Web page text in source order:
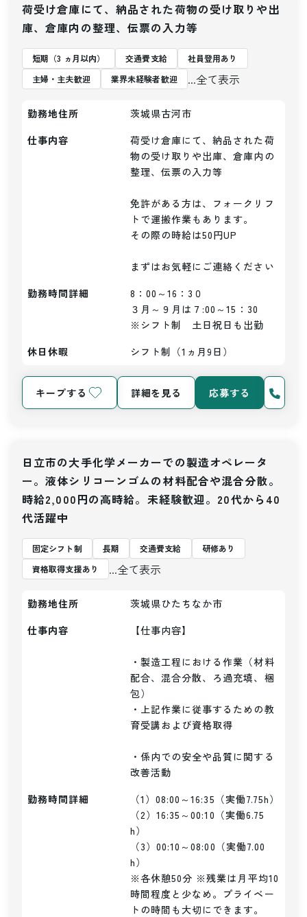
荷受け倉庫にて、納品された荷物の受け取りや出
庫、倉庫内の整理、伝票の入力等
短期（3 ヵ月以内） 交通費支給
社員登用あり
主婦・主夫歓迎
業界未経験者歓迎 ...全て表示
勤務地住所
茨城県古河市
仕事内容
荷受け倉庫にて、納品された荷
物の受け取りや出庫、倉庫内の
整理、伝票の入力等
免許がある方は、フォークリフ
トで運搬作業もあります。
その際の時給は50円UP
まずはお気軽にご連絡ください
勤務時間詳細
8：00～16：3０
３月～９月は７:00～15：30
※シフト制　土日祝日も出勤
休日休暇
シフト制（1ヵ月9日）
キープする 詳細を見る 応募する
日立市の大手化学メーカーでの製造オペレータ
ー。液体シリコーンゴムの材料配合や混合分散。
時給2,000円の高時給。未経験歓迎。20代から40
代活躍中
固定シフト制 長期 交通費支給
研修あり
資格取得支援あり
...全て表示
勤務地住所
茨城県ひたちなか市
仕事内容
【仕事内容】
・製造工程における作業（材料
配合、混合分散、ろ過充填、梱
包）
・上記作業に従事するための教
育受講および資格取得
・係内での安全や品質に関する
改善活動
勤務時間詳細
（1）08:00～16:35（実働7.75h）
（2）16:35～00:10（実働6.75
h）
（3）00:10～08:00（実働7.00
h）
※各休憩50分 ※残業は月平均10
時間程度と少なめ。プライベー
トの時間も大切にできます。